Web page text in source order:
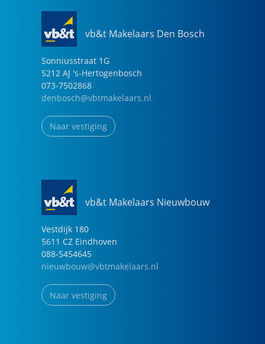
vb&t Makelaars Den Bosch
Sonniusstraat 1G
5212 AJ 's-Hertogenbosch
073-7502868
denbosch@vbtmakelaars.nl
Naar vestiging
vb&t Makelaars Nieuwbouw
Vestdijk 180
5611 CZ Eindhoven
088-5454645
nieuwbouw@vbtmakelaars.nl
Naar vestiging